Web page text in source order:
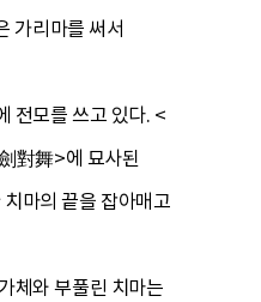
가리마를 써서
전모를 쓰고 있다. <
對舞>에 묘사된
마의 끝을 잡아매고
체와 부풀린 치마는